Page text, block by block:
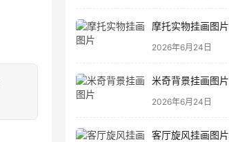
摩托实物挂画图片
2026年6月24日
米奇背景挂画图片
2026年6月24日
客厅旋风挂画图片